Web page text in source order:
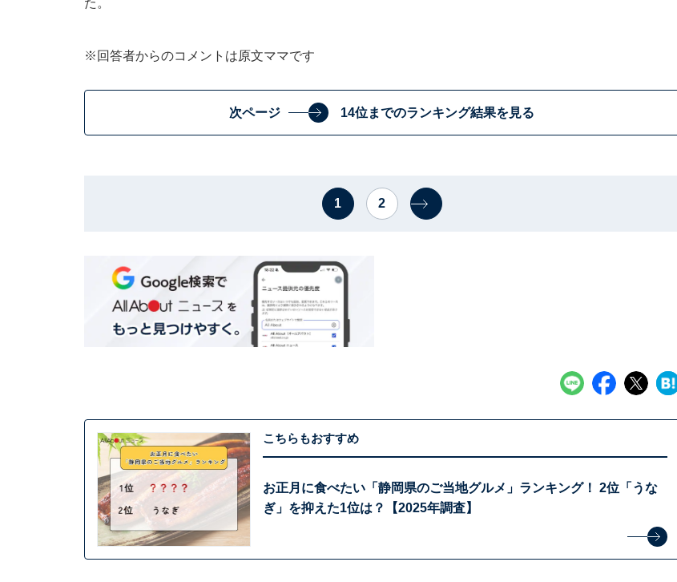
※回答者からのコメントは原文ママです
次ページ 14位までのランキング結果を見る
1 2
こちらもおすすめ
お正月に食べたい「静岡県のご当地グルメ」ランキング！ 2位「うな
ぎ」を抑えた1位は？【2025年調査】